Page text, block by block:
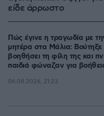
είδε άρρωστο
Πώς έγινε η τραγωδία με
μητέρα στα Μάλια: Βούτηξε
βοηθήσει τη φίλη της και
παιδιά φώναζαν για
06.08.2026, 21:23